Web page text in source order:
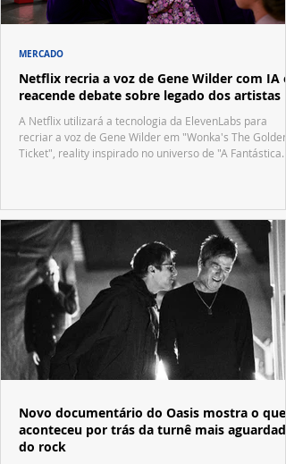
Netflix recria a voz de Gene Wilder com IA e
reacende debate sobre legado dos artistas
A Netflix utilizará a tecnologia da ElevenLabs para
recriar a voz de Gene Wilder em "Wonka's The Golden
Ticket", reality inspirado no universo de "A Fantástica
MERCADO
Novo documentário do Oasis mostra o que
aconteceu por trás da turnê mais aguardada
do rock